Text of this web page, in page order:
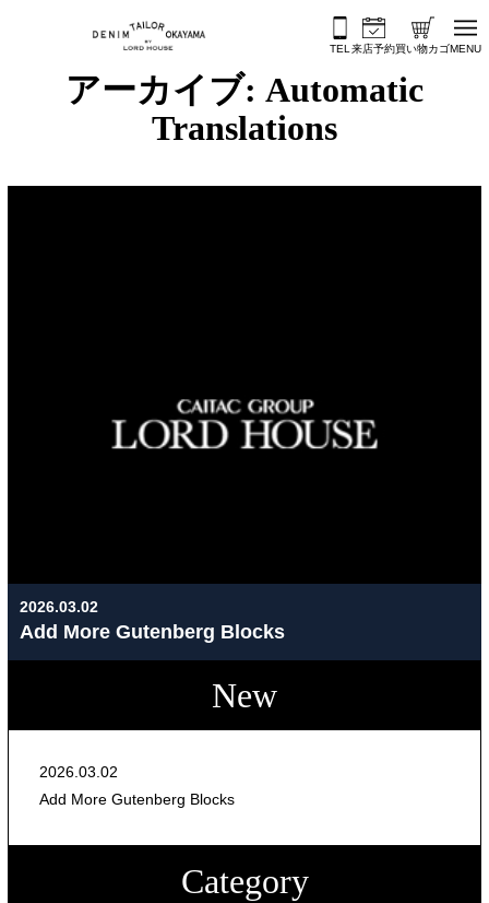
TEL 来店予約買い物カゴMENU
アーカイブ: Automatic
Translations
2026.03.02
Add More Gutenberg Blocks
New
2026.03.02
Add More Gutenberg Blocks
Category